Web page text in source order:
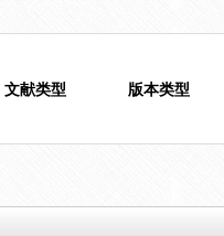
文献类型
版本类型